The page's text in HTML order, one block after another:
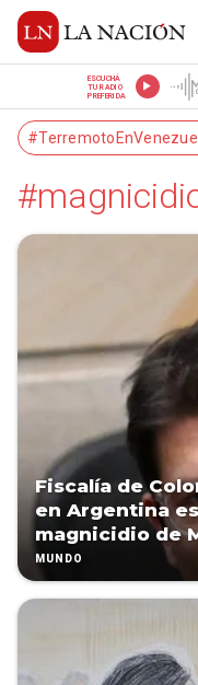
ESCUCHÁ
TU RADIO
PREFERIDA
Fiscalía de
en Argentina
magnicidio de
MUNDO